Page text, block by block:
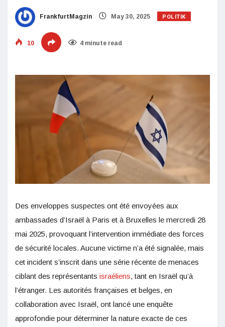
FrankfurtMagzin May 30, 2025 POLITIK
10 4 minute read
Des enveloppes suspectes ont été envoyées aux
ambassades d’Israël à Paris et à Bruxelles le mercredi 28
mai 2025, provoquant l’intervention immédiate des forces
de sécurité locales. Aucune victime n’a été signalée, mais
cet incident s’inscrit dans une série récente de menaces
ciblant des représentants israéliens, tant en Israël qu’à
l’étranger. Les autorités françaises et belges, en
collaboration avec Israël, ont lancé une enquête
approfondie pour déterminer la nature exacte de ces